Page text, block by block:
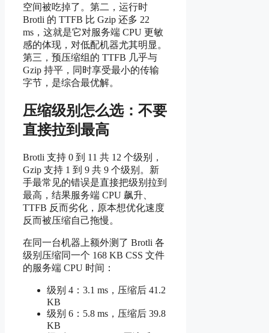
空间被吃掉了。第二，运行时
Brotli 的 TTFB 比 Gzip 还多 22
ms，这就是它对服务端 CPU 更敏
感的体现，对低配机器尤其明显。
第三，预压缩组的 TTFB 几乎与
Gzip 持平，同时享受最小的传输
字节，是综合最优解。
压缩级别怎么选：不要
直接拉到最高
Brotli 支持 0 到 11 共 12 个级别，
Gzip 支持 1 到 9 共 9 个级别。新
手最常见的错误是直接把级别拉到
最高，结果服务端 CPU 飙升、
TTFB 反而劣化，原本想优化速度
反而被压缩自己拖慢。
在同一台机器上额外测了 Brotli 各
级别压缩同一个 168 KB CSS 文件
的服务端 CPU 时间：
级别 4：3.1 ms，压缩后 41.2
KB
级别 6：5.8 ms，压缩后 39.8
KB